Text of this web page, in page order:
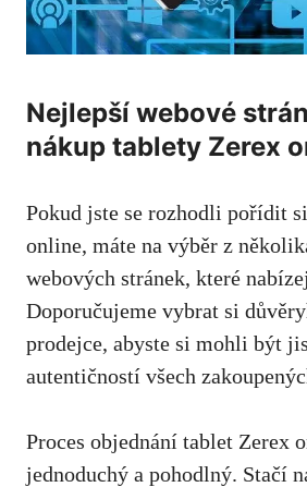
Nejlepší webové
nákup tablety Zerex
Pokud jste se rozhodli pořídit
online, máte na výběr z
webových stránek, které
Doporučujeme vybrat si
prodejce, abyste si mohli být
autentičností všech
Proces objednání tablet Zerex
jednoduchý a pohodlný. Stačí